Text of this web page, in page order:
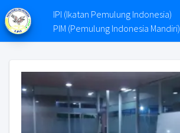
IPI (Ikatan Pemulung Indonesia)
PIM (Pemulung Indonesia Mandiri)